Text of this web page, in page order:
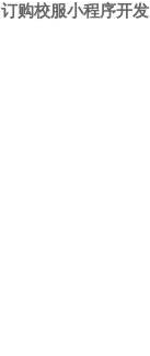
订购校服小程序开发